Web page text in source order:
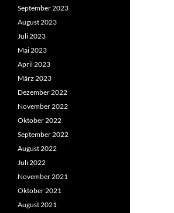
September 2023
August 2023
Juli 2023
Mai 2023
April 2023
März 2023
Dezember 2022
November 2022
Oktober 2022
September 2022
August 2022
Juli 2022
November 2021
Oktober 2021
August 2021